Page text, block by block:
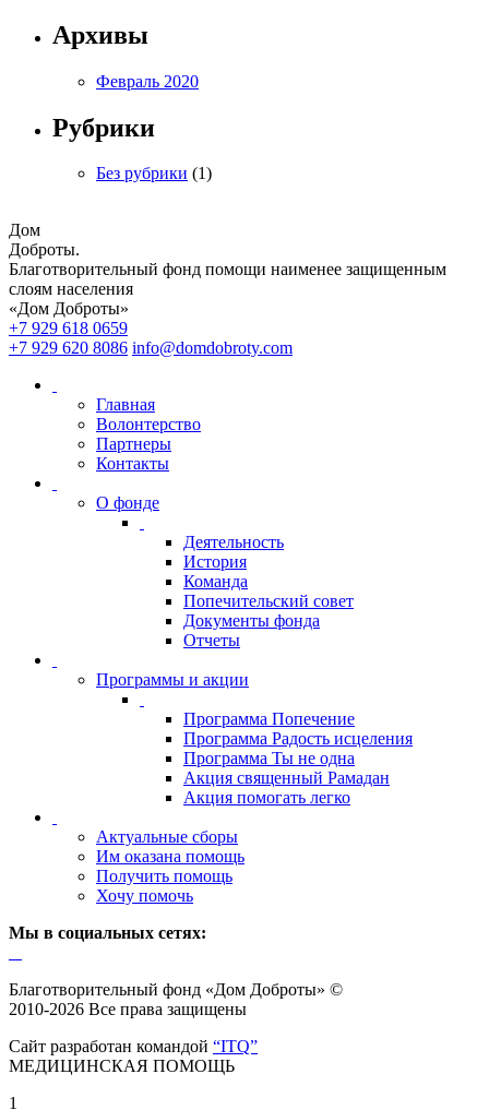
Архивы
Февраль 2020
Рубрики
Без рубрики (1)
Дом
Доброты.
Благотворительный фонд помощи наименее защищенным
слоям населения
«Дом Доброты»
+7 929 618 0659
+7 929 620 8086 info@domdobroty.com
Главная
Волонтерство
Партнеры
Контакты
О фонде
Деятельность
История
Команда
Попечительский совет
Документы фонда
Отчеты
Программы и акции
Программа Попечение
Программа Радость исцеления
Программа Ты не одна
Акция священный Рамадан
Акция помогать легко
Актуальные сборы
Им оказана помощь
Получить помощь
Хочу помочь
Мы в социальных сетях:
Благотворительный фонд «Дом Доброты» ©
2010-2026 Все права защищены
Сайт разработан командой “ITQ”
МЕДИЦИНСКАЯ ПОМОЩЬ
1